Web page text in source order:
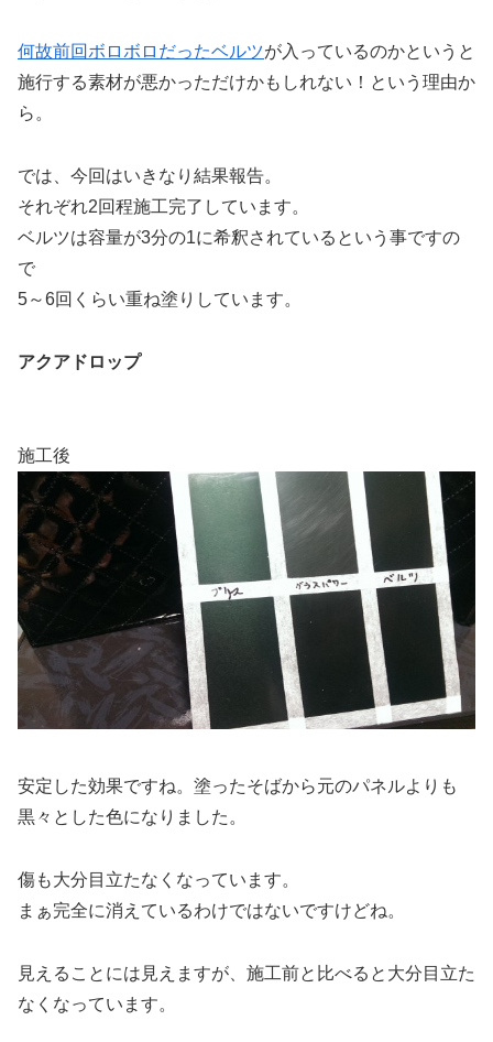
何故前回ボロボロだったベルツが入っているのかというと
施行する素材が悪かっただけかもしれない！という理由か
ら。
では、今回はいきなり結果報告。
それぞれ2回程施工完了しています。
ベルツは容量が3分の1に希釈されているという事ですの
で
5～6回くらい重ね塗りしています。
アクアドロップ
施工後
安定した効果ですね。塗ったそばから元のパネルよりも
黒々とした色になりました。
傷も大分目立たなくなっています。
まぁ完全に消えているわけではないですけどね。
見えることには見えますが、施工前と比べると大分目立た
なくなっています。